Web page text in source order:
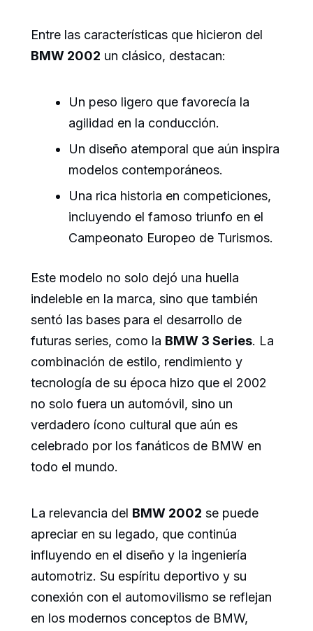
Entre las características que hicieron del
BMW 2002 un clásico, destacan:
Un peso ligero que favorecía la
agilidad en la conducción.
Un diseño atemporal que aún inspira
modelos contemporáneos.
Una rica historia en competiciones,
incluyendo el famoso triunfo en el
Campeonato Europeo de Turismos.
Este modelo no solo dejó una huella
indeleble en la marca, sino que también
sentó las bases para el desarrollo de
futuras series, como la BMW 3 Series. La
combinación de estilo, rendimiento y
tecnología de su época hizo que el 2002
no solo fuera un automóvil, sino un
verdadero ícono cultural que aún es
celebrado por los fanáticos de BMW en
todo el mundo.
La relevancia del BMW 2002 se puede
apreciar en su legado, que continúa
influyendo en el diseño y la ingeniería
automotriz. Su espíritu deportivo y su
conexión con el automovilismo se reflejan
en los modernos conceptos de BMW,